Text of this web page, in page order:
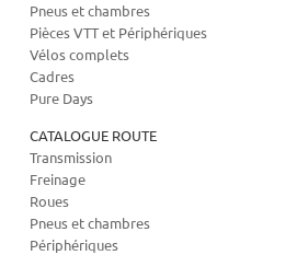
Pneus et chambres
Pièces VTT et Périphériques
Vélos complets
Cadres
Pure Days
CATALOGUE ROUTE
Transmission
Freinage
Roues
Pneus et chambres
Périphériques